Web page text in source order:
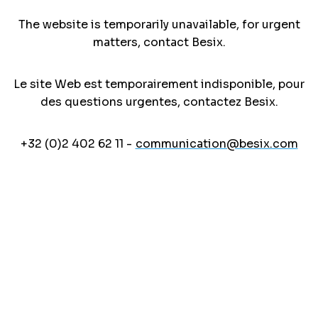
The website is temporarily unavailable, for urgent
matters, contact Besix.
Le site Web est temporairement indisponible, pour
des questions urgentes, contactez Besix.
+32 (0)2 402 62 11 - communication@besix.com